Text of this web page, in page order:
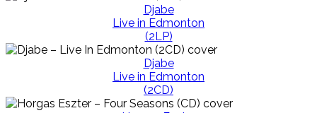
Djabe
Live in Edmonton
(2LP)
Djabe
Live in Edmonton
(2CD)